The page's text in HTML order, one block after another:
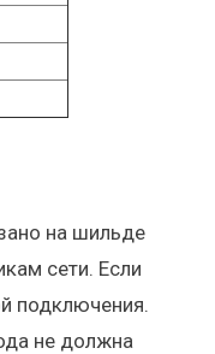
на шильде
сети. Если
подключения.
не должна